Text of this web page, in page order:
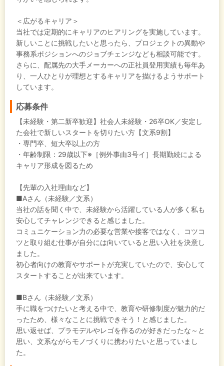
＜広がるキャリア＞
当社では定期的にキャリアのヒアリングを実施しています。
新しいことに挑戦したいと思ったら、プロジェクトの異動や
事務系ポジションへのジョブチェンジなども相談可能です。
さらに、配属先の大手メーカーへの正社員登用実績も毎年あ
り、一人ひとりが理想とするキャリアを描けるようサポート
しています。
応募条件
【未経験・第二新卒歓迎】社会人未経験・26卒OK／安定し
た会社で新しいスタートを切りたい方【文系9割】
・専門卒、短大卒以上の方
・年齢制限：29歳以下※［例外事由3号イ］長期勤続による
キャリア形成を図るため
【先輩の入社理由など】
■Aさん（未経験／文系）
当社の話を聞く中で、未経験から活躍している人が多く私も
安心してチャレンジできると感じました。
コミュニケーション力の必要な営業や接客ではなく、コツコ
ツと取り組む仕事が自分には向いていると思い入社を決意し
ました。
初心者向けの教育やサポートが充実していたので、安心して
スタートすることが出来ています。
■Bさん（未経験／文系）
手に職をつけたいと考える中で、教育や研修制度が魅力的だ
ったため、様々なことに挑戦できそう！と感じました。
思い返せば、プラモデルやレゴを作るのが好きだったな～と
思い、文系ながらモノづくりに携わりたいと思っていまし
た。